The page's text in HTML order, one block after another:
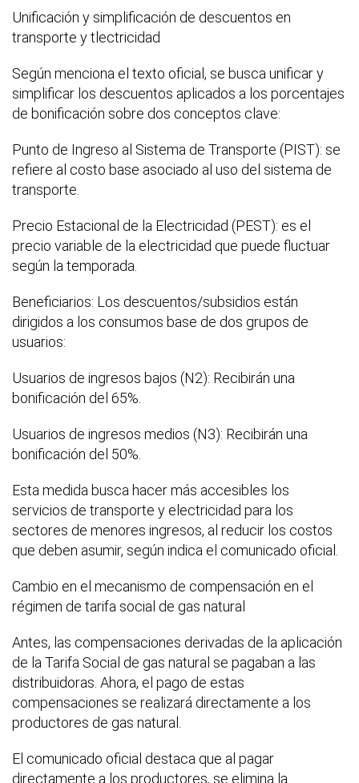
Unificación y simplificación de descuentos en
transporte y tlectricidad
Según menciona el texto oficial, se busca unificar y
simplificar los descuentos aplicados a los porcentajes
de bonificación sobre dos conceptos clave:
Punto de Ingreso al Sistema de Transporte (PIST): se
refiere al costo base asociado al uso del sistema de
transporte.
Precio Estacional de la Electricidad (PEST): es el
precio variable de la electricidad que puede fluctuar
según la temporada.
Beneficiarios: Los descuentos/subsidios están
dirigidos a los consumos base de dos grupos de
usuarios:
Usuarios de ingresos bajos (N2): Recibirán una
bonificación del 65%.
Usuarios de ingresos medios (N3): Recibirán una
bonificación del 50%.
Esta medida busca hacer más accesibles los
servicios de transporte y electricidad para los
sectores de menores ingresos, al reducir los costos
que deben asumir, según indica el comunicado oficial.
Cambio en el mecanismo de compensación en el
régimen de tarifa social de gas natural
Antes, las compensaciones derivadas de la aplicación
de la Tarifa Social de gas natural se pagaban a las
distribuidoras. Ahora, el pago de estas
compensaciones se realizará directamente a los
productores de gas natural.
El comunicado oficial destaca que al pagar
directamente a los productores, se elimina la